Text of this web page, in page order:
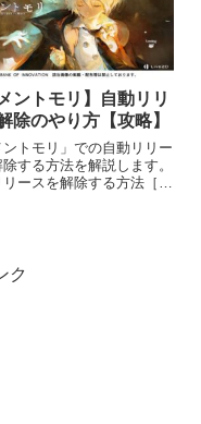
ントモリ】自動リリ
除のやり方【攻略】
ントモリ」での自動リリー
除する方法を解説します。
ースを解除する方法［キ
リースされることがな
ク